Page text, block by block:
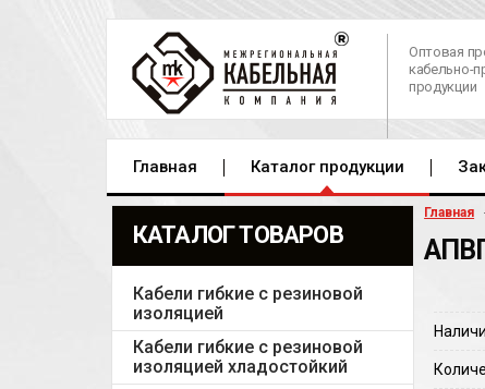
Оптовая
кабельно-
продукции
Главная Каталог продукции
КАТАЛОГ ТОВАРОВ
Кабели гибкие с резиновой
изоляцией
Кабели гибкие с резиновой
изоляцией хладостойкий
Главная